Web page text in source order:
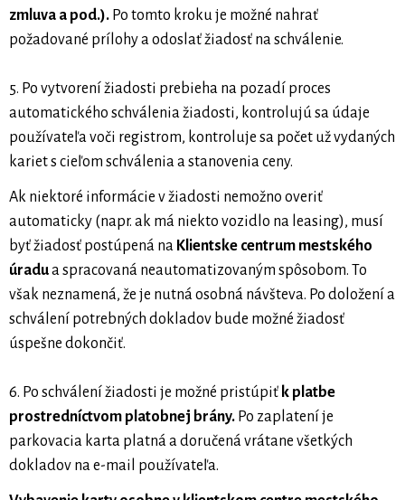
zmluva a pod.). Po tomto kroku je možné nahrať
požadované prílohy a odoslať žiadosť na schválenie.
5. Po vytvorení žiadosti prebieha na pozadí proces
automatického schválenia žiadosti, kontrolujú sa údaje
používateľa voči registrom, kontroluje sa počet už vydaných
kariet s cieľom schválenia a stanovenia ceny.
Ak niektoré informácie v žiadosti nemožno overiť
automaticky (napr. ak má niekto vozidlo na leasing), musí
byť žiadosť postúpená na Klientske centrum mestského
úradua spracovaná neautomatizovaným spôsobom. To
však neznamená, že je nutná osobná návšteva. Po doložení a
schválení potrebných dokladov bude možné žiadosť
úspešne dokončiť.
6. Po schválení žiadosti je možné pristúpiť k platbe
prostredníctvom platobnej brány. Po zaplatení je
parkovacia karta platná a doručená vrátane všetkých
dokladov na e-mail používateľa.